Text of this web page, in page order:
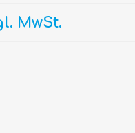
MwSt.